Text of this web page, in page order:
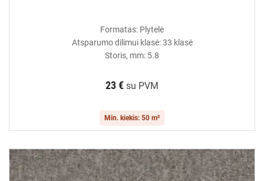
Formatas: Plytelė
Atsparumo dilimui klasė: 33 klasė
Storis, mm: 5.8
23 € su PVM
Min. kiekis: 50 m²